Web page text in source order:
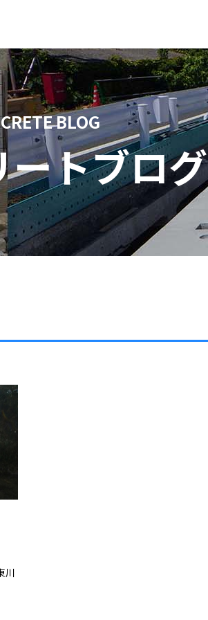
BLOG
ートブログ
川